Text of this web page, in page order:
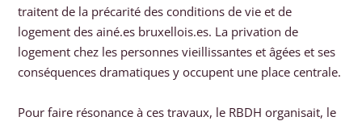
traitent de la précarité des conditions de vie et de
logement des ainé.es bruxellois.es. La privation de
logement chez les personnes vieillissantes et âgées et ses
conséquences dramatiques y occupent une place centrale.
Pour faire résonance à ces travaux, le RBDH organisait, le